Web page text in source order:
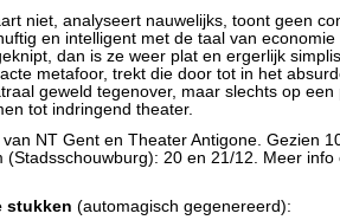
niet, analyseert nauwelijks, toont geen
en intelligent met de taal van
dan is ze weer plat en ergerlijk
metafoor, trekt die door tot in het
geweld tegenover, maar slechts op
tot indringend theater.
van NT Gent en Theater Antigone. Gezien
(Stadsschouwburg): 20 en 21/12. Meer
stukken (automagisch gegenereerd):